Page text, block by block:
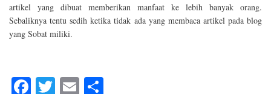
artikel yang dibuat memberikan manfaat ke lebih banyak orang.
Sebaliknya tentu sedih ketika tidak ada yang membaca artikel pada blog
yang Sobat miliki.
Fa T E